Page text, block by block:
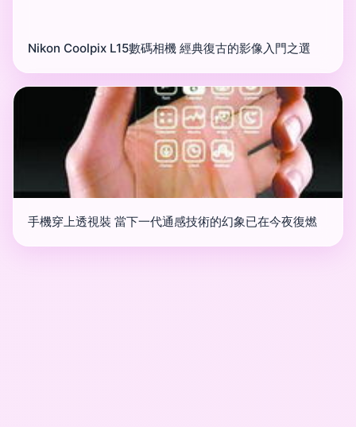
Nikon Coolpix L15數碼相機 經典復古的影像入門之選
手機穿上透視裝 當下一代通感技術的幻象已在今夜復燃